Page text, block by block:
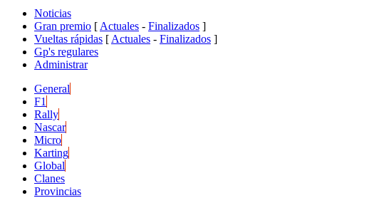
Noticias
Gran premio [ Actuales - Finalizados ]
Vueltas rápidas [ Actuales - Finalizados ]
Gp's regulares
Administrar
General
F1
Rally
Nascar
Micro
Karting
Global
Clanes
Provincias